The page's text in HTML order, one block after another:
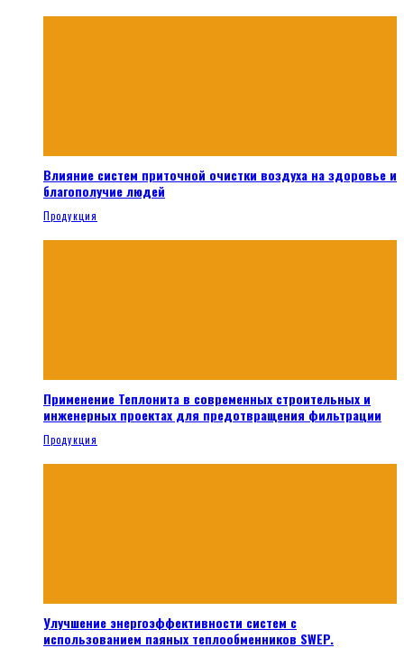
Влияние систем приточной очистки воздуха на здоровье и
благополучие людей
Продукция
Применение Теплонита в современных строительных и
инженерных проектах для предотвращения фильтрации
Продукция
Улучшение энергоэффективности систем с
использованием паяных теплообменников SWEP.